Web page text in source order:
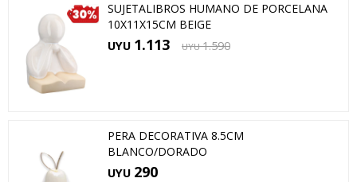
SUJETALIBROS HUMANO DE PORCELANA
10X11X15CM BEIGE
UYU 1.113 UYU 1.590
PERA DECORATIVA 8.5CM
BLANCO/DORADO
UYU 290